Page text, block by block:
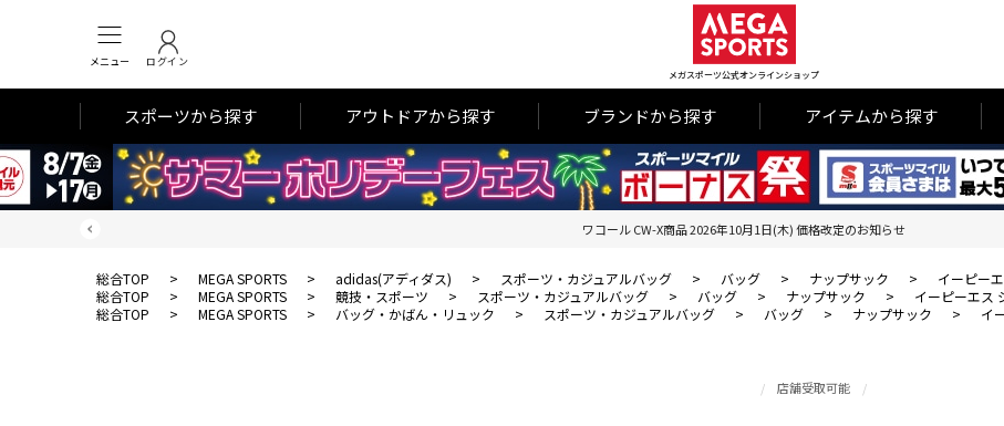
メニュー ログイン
メガスポーツ公式オンラインショップ
スポーツから探す アウトドアから探す ブランドから探す アイテムから探す
ワコール CW-X商品 2026年10月1日(木) 価格改定のお知らせ
総合TOP > MEGA SPORTS > adidas(アディダス) > スポーツ・カジュアルバッグ > バッグ > ナップサック >
イーピー
総合TOP
> MEGA SPORTS > 競技・スポーツ > スポーツ・カジュアルバッグ > バッグ > ナップサック >
イーピーエス
総合TOP
> MEGA SPORTS > バッグ・かばん・リュック > スポーツ・カジュアルバッグ > バッグ > ナップサック > イ
店舗受取可能